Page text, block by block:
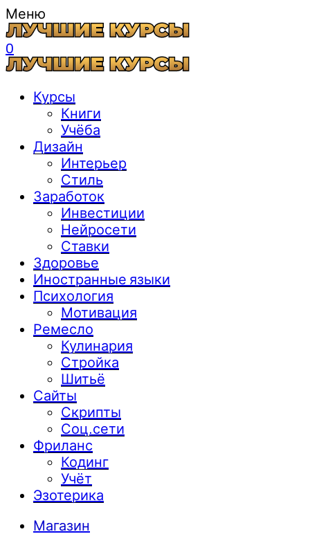
Меню
0
Курсы
Книги
Учёба
Дизайн
Интерьер
Стиль
Заработок
Инвестиции
Нейросети
Ставки
Здоровье
Иностранные языки
Психология
Мотивация
Ремесло
Кулинария
Стройка
Шитьё
Сайты
Скрипты
Соц.сети
Фриланс
Кодинг
Учёт
Эзотерика
Магазин